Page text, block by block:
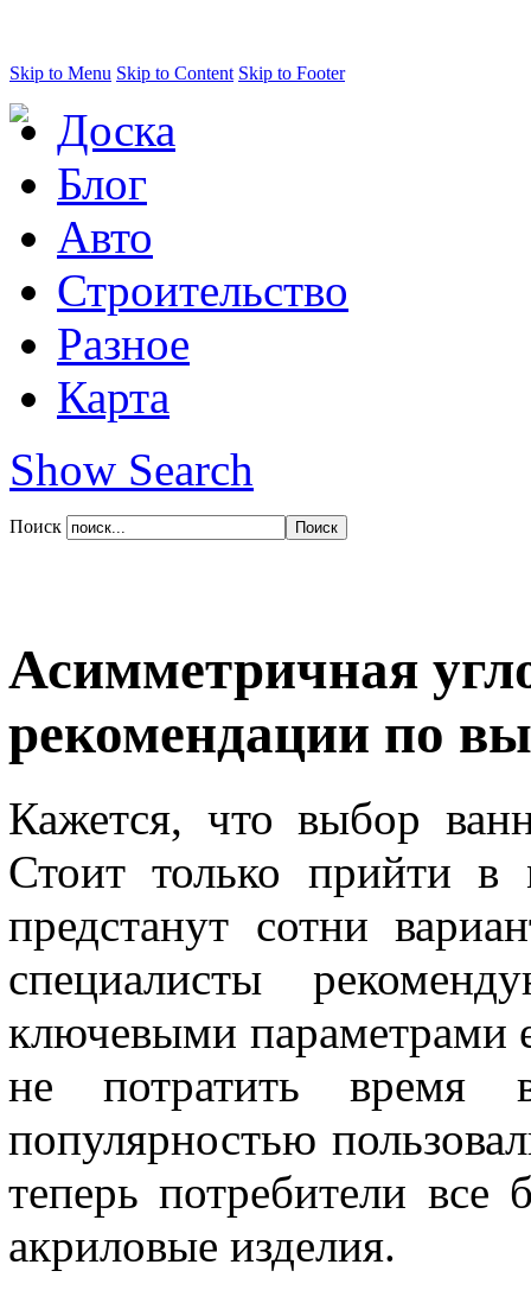
Skip to Menu Skip to Content Skip to Footer
Доска
Блог
Авто
Строительство
Разное
Карта
Show Search
Поиск
Асимметричная
рекомендации по
Кажется, что выбор
Стоит только прийти
предстанут сотни
специалисты
ключевыми параметрами
не потратить время
популярностью
теперь потребители
акриловые изделия.